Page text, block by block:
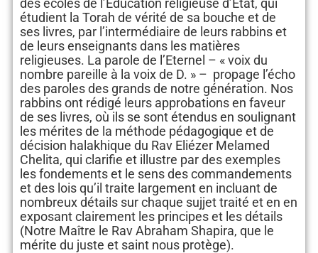
des écoles de l’Education religieuse d’Etat, qui
étudient la Torah de vérité de sa bouche et de
ses livres, par l’intermédiaire de leurs rabbins et
de leurs enseignants dans les matières
religieuses. La parole de l’Eternel – « voix du
nombre pareille à la voix de D. » – propage l’écho
des paroles des grands de notre génération. Nos
rabbins ont rédigé leurs approbations en faveur
de ses livres, où ils se sont étendus en soulignant
les mérites de la méthode pédagogique et de
décision halakhique du Rav Eliézer Melamed
Chelita, qui clarifie et illustre par des exemples
les fondements et le sens des commandements
et des lois qu’il traite largement en incluant de
nombreux détails sur chaque sujjet traité et en en
exposant clairement les principes et les détails
(Notre Maître le Rav Abraham Shapira, que le
mérite du juste et saint nous protège).